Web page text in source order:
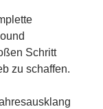
Schritt
zu schaffen.